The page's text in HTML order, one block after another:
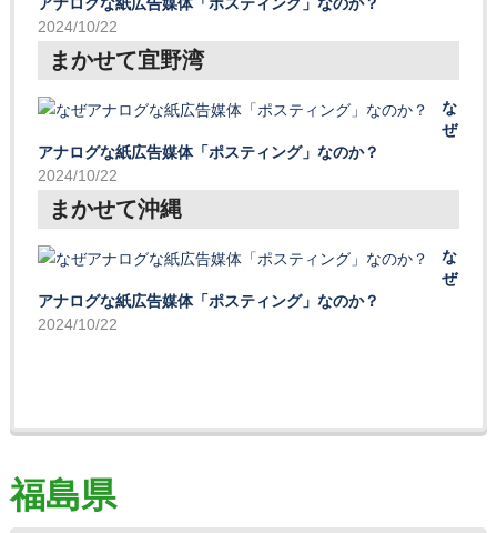
2024/10/22
まかせて宜野湾
な
ぜ
アナログな紙広告媒体「ポスティング」なのか？
2024/10/22
まかせて沖縄
な
ぜ
アナログな紙広告媒体「ポスティング」なのか？
2024/10/22
福島県